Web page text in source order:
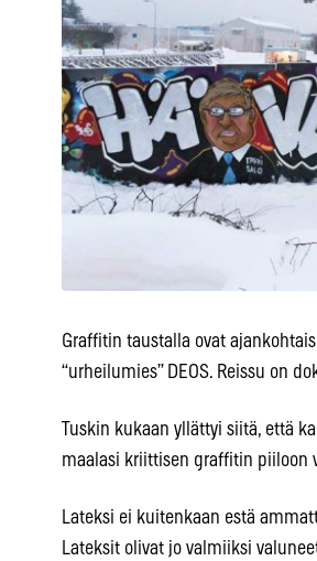
Graffitin taustalla ovat
“urheilumies” DEOS. Reissu on
Tuskin kukaan yllättyi siitä, että
maalasi kriittisen graffitin piiloon
Lateksi ei kuitenkaan estä
Lateksit olivat jo valmiiksi